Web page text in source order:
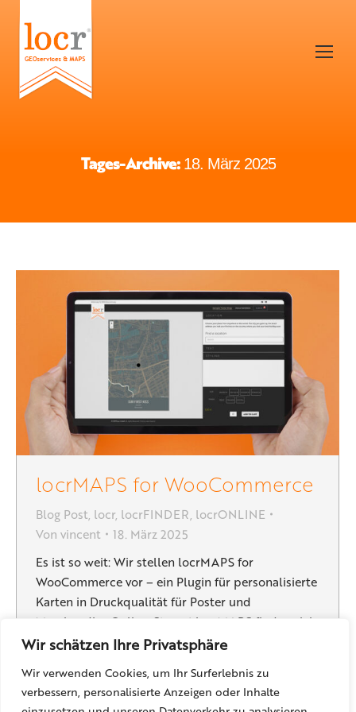
Wir schätzen Ihre Privatsphäre
Wir verwenden Cookies, um Ihr Surferlebnis zu
verbessern, personalisierte Anzeigen oder Inhalte
Tages-Archive: 18. März 2025
locrMAPS for WooCommerce
Blog Post, locr, locrFINDER, locrONLINE
Von vincent
18. März 2025
Es ist so weit: Wir stellen locrMAPS for
WooCommerce vor – ein Plugin für personalisierte
Karten in Druckqualität für Poster und
Merchandise Online-Stores! locrMAPS finden sich
weltweit in ganz unterschiedlichen Print- und
möglich, unsere Karten online mittels Leaflet in
Webseiten oder Apps einzubinden. Nun gehen wir